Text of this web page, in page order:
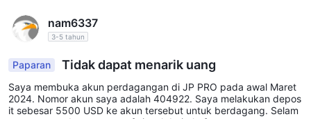
Pertanyaan yang Sering Diajukan (FAQ)
P: Apakah JP PRO diatur?
P: Berapa minimum deposit untuk Akun Standar?
A: Deposit minimum untuk Akun Standar adalah $100.
nam6337
3-5 tahun
Paparan Tidak dapat menarik uang
Saya membuka akun perdagangan di JP PRO pada awal Maret
2024. Nomor akun saya adalah 404922. Saya melakukan depos
it sebesar 5500 USD ke akun tersebut untuk berdagang. Selam